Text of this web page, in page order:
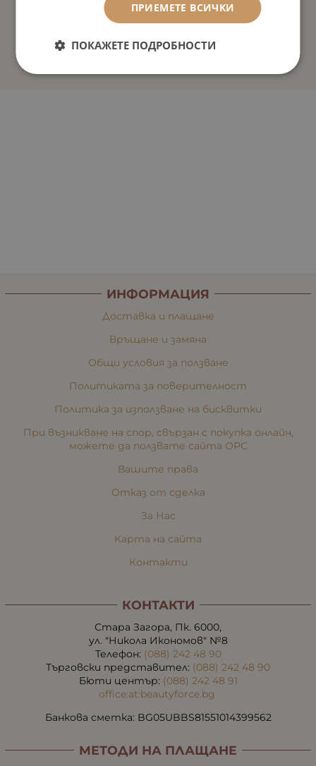
ИНФОРМАЦИЯ
Доставка и плащане
Връщане и замяна
Общи условия за ползване
Политиката за поверителност
Политика за използване на бисквитки
При възникване на спор, свързан с покупка онлайн,
можете да ползвате сайта ОРС
Вашите права
Отказ от сделка
За Нас
Карта на сайта
Контакти
КОНТАКТИ
Стара Загора, Пк. 6000,
ул. "Никола Икономов" №8
Телефон: (088) 242 48 90
Търговски представител: (088) 242 48 90
Бюти център: (088) 242 48 91
office:at:beautyforce.bg
Банкова сметка: BG05UBBS81551014399562
МЕТОДИ НА ПЛАЩАНЕ
ПРИЕМЕТЕ ВСИЧКИ
ПОКАЖЕТЕ ПОДРОБНОСТИ